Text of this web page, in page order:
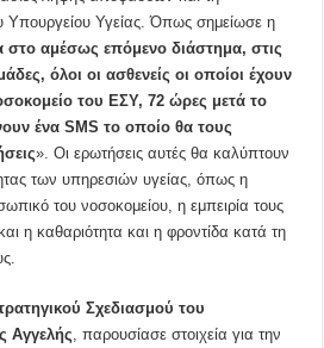
Υπουργείου Υγείας. Όπως σημείωσε η
στο αμέσως επόμενο διάστημα, στις
όλοι οι ασθενείς οι οποίοι έχουν
του ΕΣΥ, 72 ώρες μετά το
ένα SMS το οποίο θα τους
». Οι ερωτήσεις αυτές θα καλύπτουν
των υπηρεσιών υγείας, όπως η
του νοσοκομείου, η εμπειρία τους
η καθαριότητα και η φροντίδα κατά τη
Σχεδιασμού του
Αγγελής, παρουσίασε στοιχεία για την